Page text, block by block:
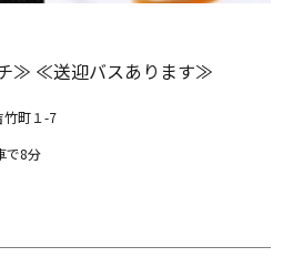
≫ ≪送迎バスあります≫
竹町１-7
で8分